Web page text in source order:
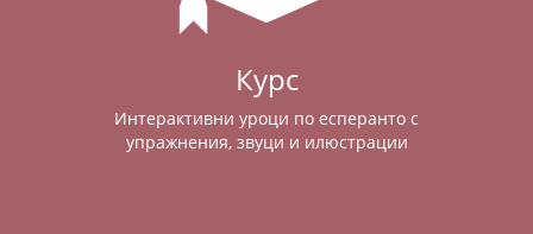
Курс
Интерактивни уроци по есперанто с
упражнения, звуци и илюстрации